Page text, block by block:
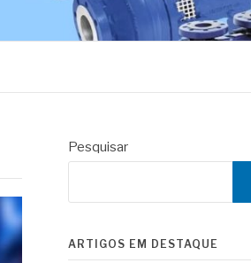
Pesquisar
ARTIGOS EM DESTAQUE